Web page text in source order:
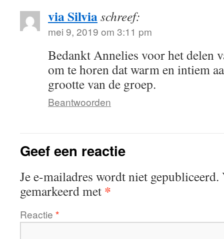
via Silviaschreef:
mei 9, 2019 om 3:11 pm
Bedankt Annelies voor het delen
om te horen dat warm en intiem
grootte van de groep.
Beantwoorden
Geef een reactie
Je e-mailadres wordt niet gepubliceerd.
gemarkeerd met *
Reactie *